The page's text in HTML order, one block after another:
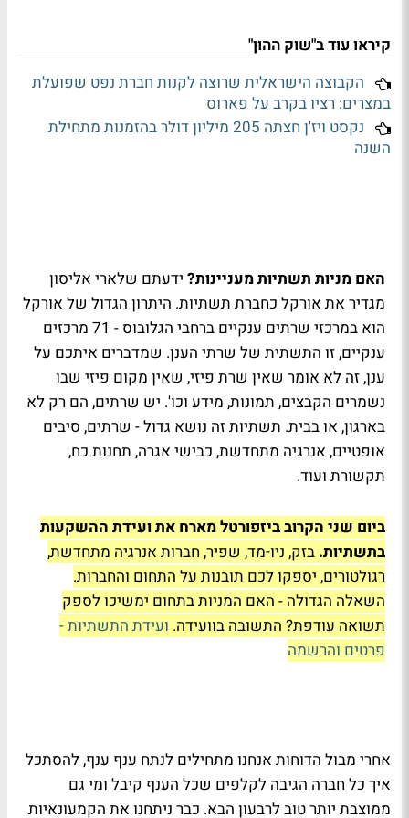
קיראו עוד ב"שוק ההון"
הקבוצה הישראלית שרוצה לקנות חברת נפט שפועלת
במצרים: רציו בקרב על פארוס
נקסט ויז'ן חצתה 205 מיליון דולר בהזמנות מתחילת
השנה
האם מניות תשתיות מעניינות? ידעתם שלארי אליסון
מגדיר את אורקל כחברת תשתיות. היתרון הגדול של אורקל
הוא במרכזי שרתים ענקיים ברחבי הגלובוס - 71 מרכזים
ענקיים, זו התשתית של שרתי הענן. שמדברים איתכם על
ענן, זה לא אומר שאין שרת פיזי, שאין מקום פיזי שבו
נשמרים הקבצים, תמונות, מידע וכו'. יש שרתים, הם רק לא
בארגון, או בבית. תשתיות זה נושא גדול - שרתים, סיבים
אופטיים, אנרגיה מתחדשת, כבישי אגרה, תחנות כח,
תקשורת ועוד.
ביום שני הקרוב ביזפורטל מארח את ועידת ההשקעות
בתשתיות. בזק, ניו-מד, שפיר, חברות אנרגיה מתחדשת,
רגולטורים, יספקו לכם תובנות על התחום והחברות.
השאלה הגדולה - האם המניות בתחום ימשיכו לספק
תשואה עודפת? התשובה בוועידה. ועידת התשתיות -
פרטים והרשמה
אחרי מבול הדוחות אנחנו מתחילים לנתח ענף ענף, להסתכל
איך כל חברה הגיבה לקלפים שכל הענף קיבל ומי גם
ממוצבת יותר טוב לרבעון הבא. כבר ניתחנו את הקמעונאיות